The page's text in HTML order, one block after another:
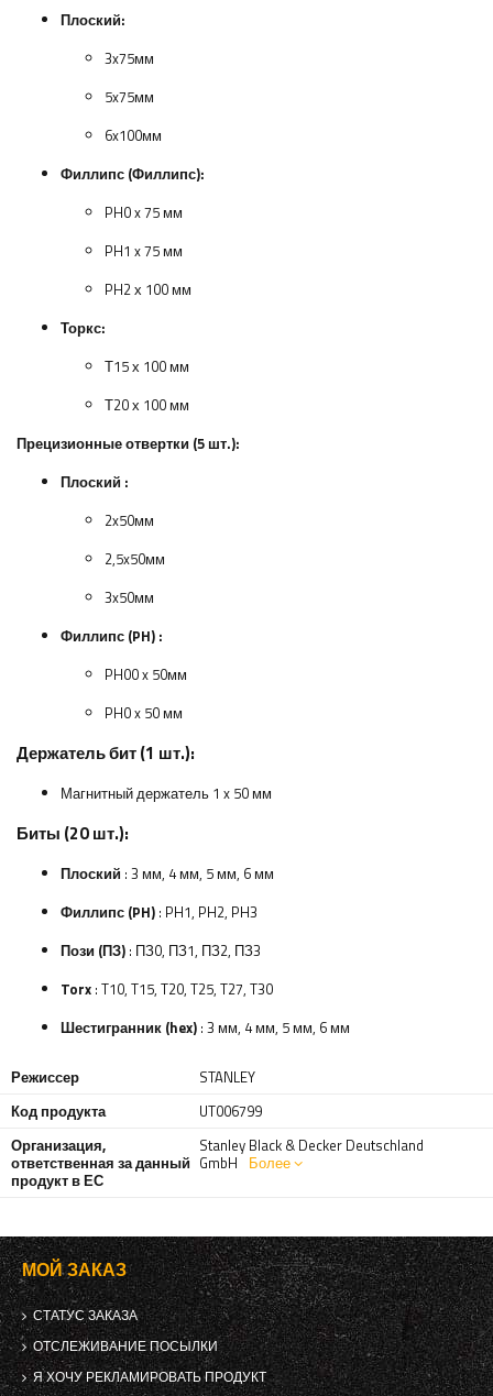
Плоский:
3x75мм
5x75мм
6x100мм
Филлипс (Филлипс):
PH0 x 75 мм
PH1 x 75 мм
PH2 х 100 мм
Торкс:
Т15 х 100 мм
Т20 х 100 мм
Прецизионные отвертки (5 шт.):
Плоский :
2x50мм
2,5x50мм
3x50мм
Филлипс (PH) :
PH00 x 50мм
PH0 x 50 мм
Держатель бит (1 шт.):
Магнитный держатель 1 x 50 мм
Биты (20 шт.):
Плоский : 3 мм, 4 мм, 5 мм, 6 мм
Филлипс (PH) : PH1, PH2, PH3
Пози (ПЗ) : ПЗ0, ПЗ1, ПЗ2, ПЗ3
Torx : T10, T15, T20, T25, T27, T30
Шестигранник (hex) : 3 мм, 4 мм, 5 мм, 6 мм
Режиссер
STANLEY
Код продукта
UT006799
Организация,
ответственная за данный
продукт в ЕС
Stanley Black & Decker Deutschland
GmbH Более
МОЙ ЗАКАЗ
СТАТУС ЗАКАЗА
ОТСЛЕЖИВАНИЕ ПОСЫЛКИ
Я ХОЧУ РЕКЛАМИРОВАТЬ ПРОДУКТ